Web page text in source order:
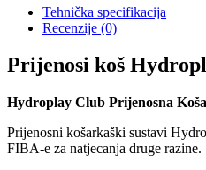
Tehnička specifikacija
Recenzije (0)
Prijenosi koš
Hydroplay Club Prijenosna
Prijenosni košarkaški sustavi
FIBA-e za natjecanja druge razine.